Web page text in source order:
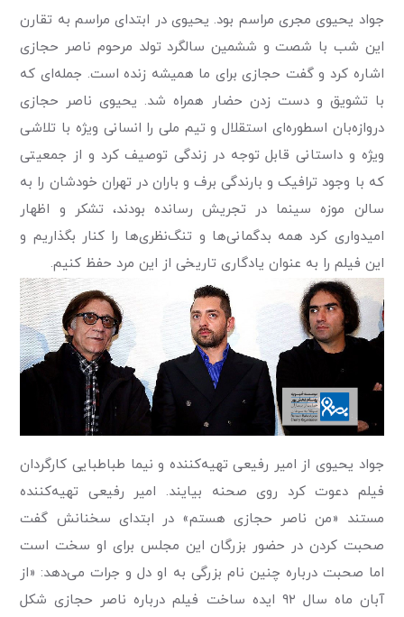
جواد یحیوی مجری مراسم بود. یحیوی در ابتدای مراسم به تقارن
این شب با شصت و ششمین سالگرد تولد مرحوم ناصر حجازی
اشاره کرد و گفت حجازی برای ما همیشه زنده است. جمله‌ای که
با تشویق و دست زدن حضار همراه شد. یحیوی ناصر حجازی
دروازه‌بان اسطوره‌ای استقلال و تیم ملی را انسانی ویژه با تلاشی
ویژه و داستانی قابل توجه در زندگی توصیف کرد و از جمعیتی
که با وجود ترافیک و بارندگی برف و باران در تهران خودشان را به
سالن موزه سینما در تجریش رسانده بودند، تشکر و اظهار
امیدواری کرد همه بدگمانی‌ها و تنگ‌نظری‌ها را کنار بگذاریم و
این فیلم را به عنوان یادگاری تاریخی از این مرد حفظ کنیم.
جواد یحیوی از امیر رفیعی تهیه‌کننده و نیما طباطبایی کارگردان
فیلم دعوت کرد روی صحنه بیایند. امیر رفیعی تهیه‌کننده
مستند «من ناصر حجازی هستم» در ابتدای سخنانش گفت
صحبت کردن در حضور بزرگان این مجلس برای او سخت است
اما صحبت درباره چنین نام بزرگی به او دل و جرات می‌دهد: «از
آبان ماه سال ۹۲ ایده ساخت فیلم درباره ناصر حجازی شکل